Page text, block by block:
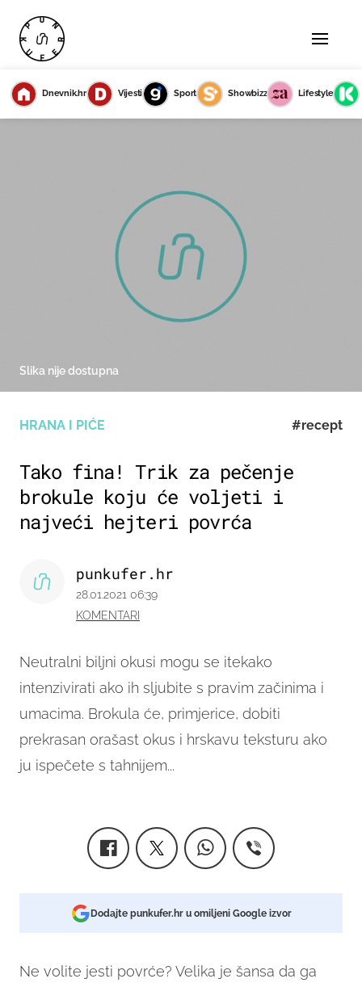
Dnevnik.hr Vijesti Sport Showbizz Lifestyle
HRANA I PIĆE #recept
Tako fina! Trik za pečenje
brokule koju će voljeti i
najveći hejteri povrća
Neutralni biljni okusi mogu se itekako
intenzivirati ako ih sljubite s pravim začinima i
umacima. Brokula će, primjerice, dobiti
prekrasan orašast okus i hrskavu teksturu ako
ju ispečete s tahnijem...
punkufer.hr
28.01.2021 06:39
KOMENTARI
Slika nije dostupna
Dodajte punkufer.hr u omiljeni Google izvor
Ne volite jesti povrće? Velika je šansa da ga